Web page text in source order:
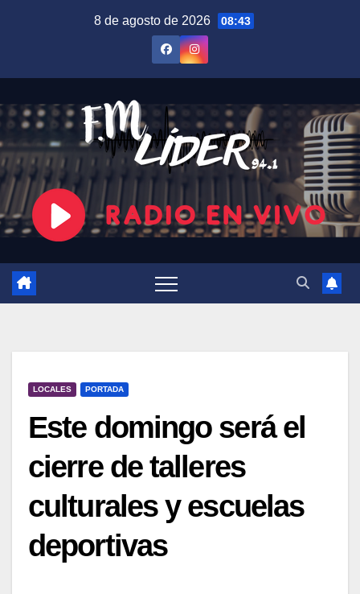
8 de agosto de 2026 08:43
LOCALES PORTADA
Este domingo será el
cierre de talleres
culturales y escuelas
deportivas